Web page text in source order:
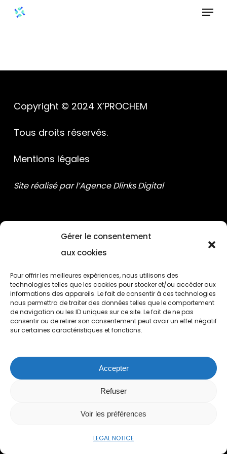
Gérer le consentement
aux cookies
Pour offrir les meilleures expériences, nous utilisons des
technologies telles que les cookies pour stocker et/ou accéder aux
informations des appareils. Le fait de consentir à ces technologies
nous permettra de traiter des données telles que le comportement
de navigation ou les ID uniques sur ce site. Le fait de ne pas
consentir ou de retirer son consentement peut avoir un effet négatif
sur certaines caractéristiques et fonctions.
Accepter
Refuser
Voir les préférences
LEGAL NOTICE
Skip
Menu
Copyright © 2024 X’PROCHEM
Tous droits réservés.
Mentions légales
Site réalisé par l’Agence Dlinks Digital
154 rue du Dr. Yersin 59120 Loos (FR)
+33 (0)3 28 55 51 30
contact@xprochem.com